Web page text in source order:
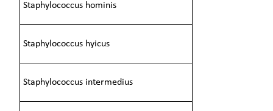
Staphylococcus hominis
Staphylococcus hyicus
Staphylococcus intermedius